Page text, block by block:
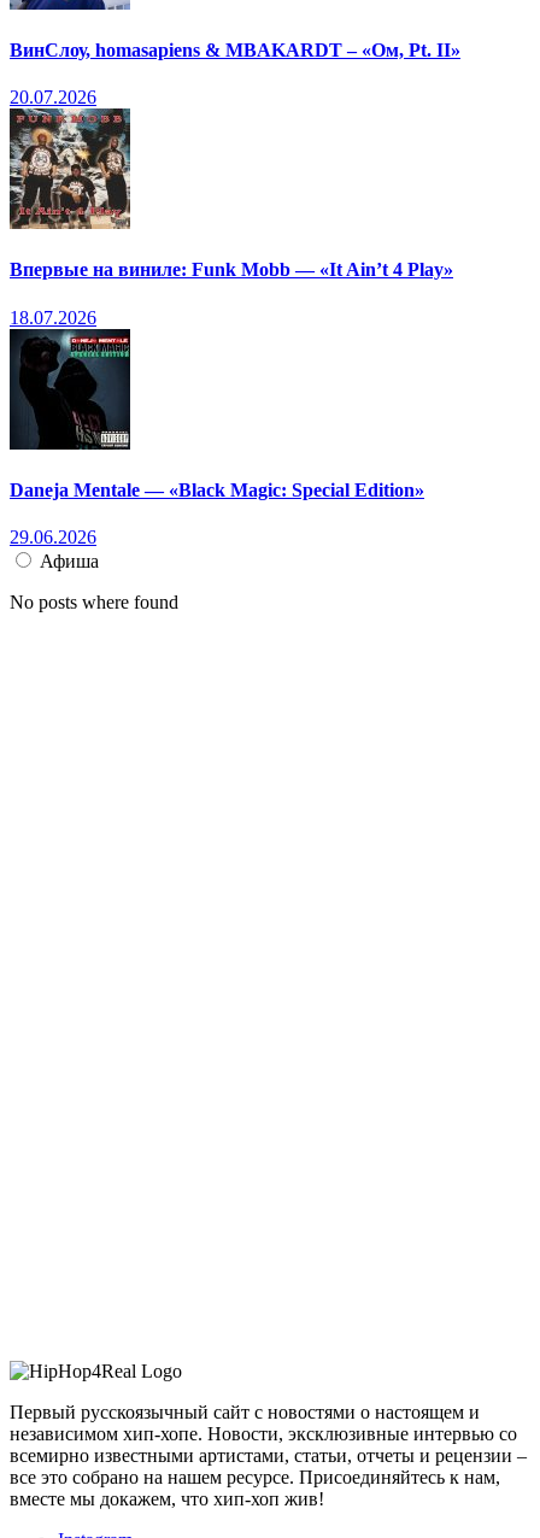
ВинСлоу, homasapiens & MBAKARDT – «Ом, Pt. II»
20.07.2026
Впервые на виниле: Funk Mobb — «It Ain’t 4 Play»
18.07.2026
Daneja Mentale — «Black Magic: Special Edition»
29.06.2026
Афиша
No posts where found
Первый русскоязычный сайт с новостями о настоящем и
независимом хип-хопе. Новости, эксклюзивные интервью со
всемирно известными артистами, статьи, отчеты и рецензии –
все это собрано на нашем ресурсе. Присоединяйтесь к нам,
вместе мы докажем, что хип-хоп жив!